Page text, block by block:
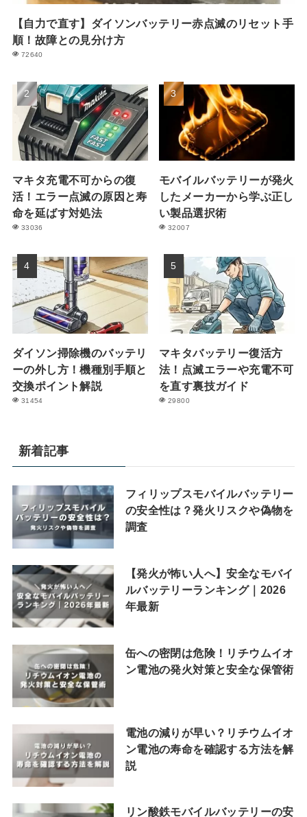
【自力で直す】ダイソンバッテリー赤点滅のリセット手
順！故障との見分け方
72640
マキタ充電不可からの復
活！エラー点滅の原因と寿
命を延ばす対処法
33036
モバイルバッテリーが発火
したメーカーから学ぶ正し
い製品選択術
32007
ダイソン掃除機のバッテリ
ーの外し方！機種別手順と
交換ポイント解説
31454
マキタバッテリー復活方
法！点滅エラーや充電不可
を直す裏技ガイド
29800
新着記事
フィリップスモバイルバッテリー
の安全性は？発火リスクや偽物を
調査
【発火が怖い人へ】安全なモバイ
ルバッテリーランキング｜2026
年最新
缶への密閉は危険！リチウムイオ
ン電池の発火対策と安全な保管術
電池の減りが早い？リチウムイオ
ン電池の寿命を確認する方法を解
説
リン酸鉄モバイルバッテリーの安